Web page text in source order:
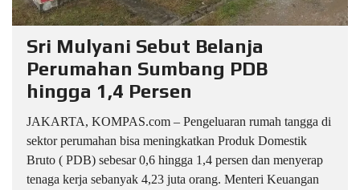
Sri Mulyani Sebut Belanja
Perumahan Sumbang PDB
hingga 1,4 Persen
JAKARTA, KOMPAS.com – Pengeluaran rumah tangga di
sektor perumahan bisa meningkatkan Produk Domestik
Bruto ( PDB) sebesar 0,6 hingga 1,4 persen dan menyerap
tenaga kerja sebanyak 4,23 juta orang. Menteri Keuangan